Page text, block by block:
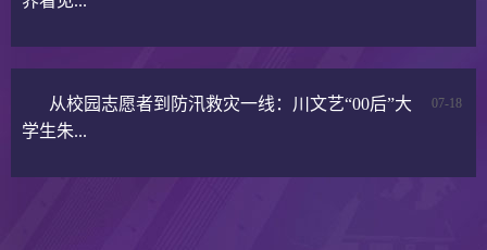
07-18
从校园志愿者到防汛救灾一线：川文艺“00后”大
学生朱...